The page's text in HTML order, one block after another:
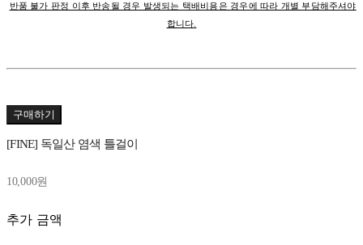
반품 불가 판정 이후 반송될 경우 발생되는 택배비용은 경우에 따라 개별 부담해주셔야
합니다.
구매하기
[FINE] 독일산 염색 틀걸이
10,000원
추가 금액